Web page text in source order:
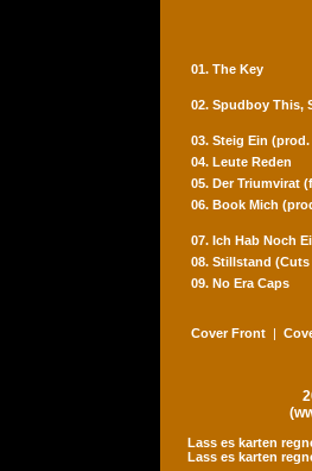
01. The Key
02. Spudboy This,
03. Steig Ein
04. Leute Reden
05. Der Triumvirat
06. Book Mich
07. Ich Hab Noch
08. Stillstand
09. No Era Caps
Cover Front |
Lass es karten
Lass es karten